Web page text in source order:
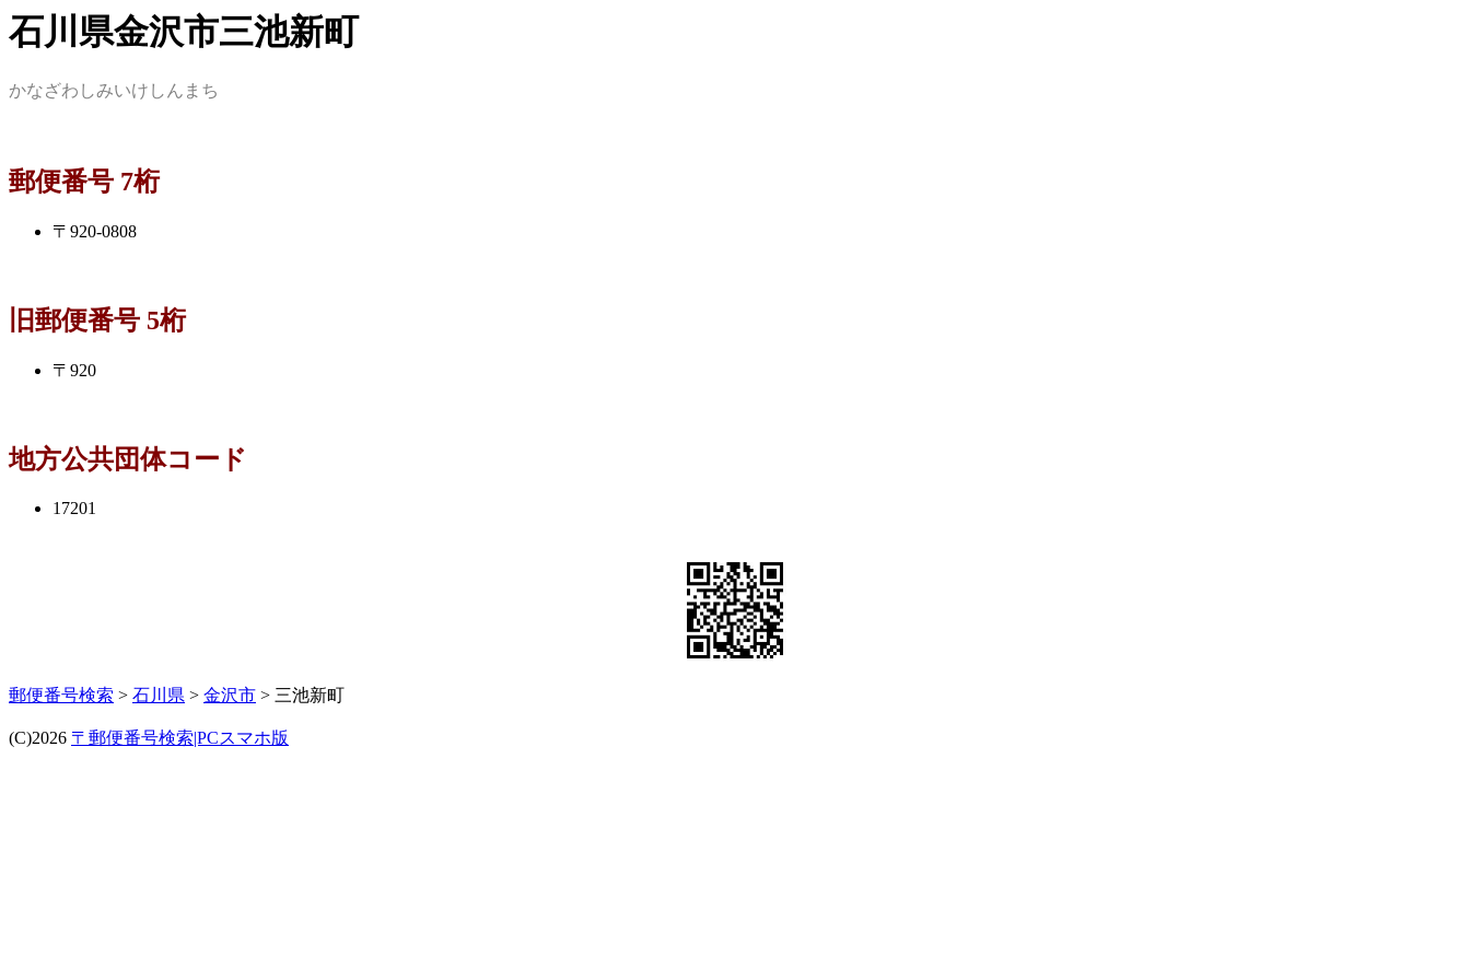
石川県金沢市三池新町
かなざわしみいけしんまち
郵便番号 7桁
〒920-0808
旧郵便番号 5桁
〒920
地方公共団体コード
17201
郵便番号検索 > 石川県 > 金沢市 > 三池新町
(C)2026 〒郵便番号検索|PCスマホ版